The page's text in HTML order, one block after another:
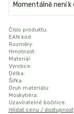
Momentálně není k
Číslo produktu:
EAN kód:
Rozměry:
Hmotnost:
Materiál:
Výrobce:
Délka:
Šířka:
Druh materiálu:
Moskytiéra:
Uzavíratelné bočnice:
Hlídat cenu / dostupnost